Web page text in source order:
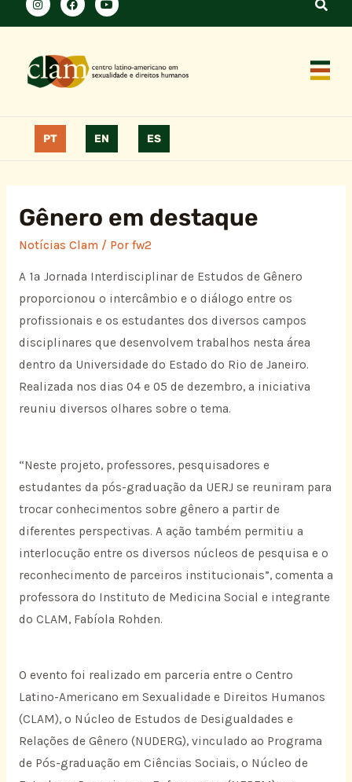
PT EN ES
Gênero em destaque
Notícias Clam/ Por fw2
A 1ª Jornada Interdisciplinar de Estudos de Gênero
proporcionou o intercâmbio e o diálogo entre os
profissionais e os estudantes dos diversos campos
disciplinares que desenvolvem trabalhos nesta área
dentro da Universidade do Estado do Rio de Janeiro.
Realizada nos dias 04 e 05 de dezembro, a iniciativa
reuniu diversos olhares sobre o tema.
“Neste projeto, professores, pesquisadores e
estudantes da pós-graduação da UERJ se reuniram para
trocar conhecimentos sobre gênero a partir de
diferentes perspectivas. A ação também permitiu a
interlocução entre os diversos núcleos de pesquisa e o
reconhecimento de parceiros institucionais”, comenta a
professora do Instituto de Medicina Social e integrante
do CLAM, Fabíola Rohden.
O evento foi realizado em parceria entre o Centro
Latino-Americano em Sexualidade e Direitos Humanos
(CLAM), o Núcleo de Estudos de Desigualdades e
Relações de Gênero (NUDERG), vinculado ao Programa
de Pós-graduação em Ciências Sociais, o Núcleo de